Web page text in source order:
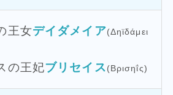
王女デイダメイア(Δηϊδάμει
の王妃ブリセイス(Βρισηΐς)